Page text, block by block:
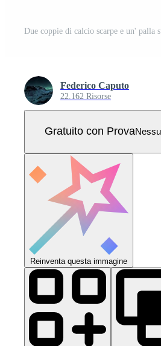
Federico Caputo
22.162 Risorse
Gratuito con Prova
Reinventa questa immagine